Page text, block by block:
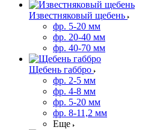
Известняковый щебень
фр. 5-20 мм
фр. 20-40 мм
фр. 40-70 мм
Щебень габбро
фр. 2-5 мм
фр. 4-8 мм
фр. 5-20 мм
фр. 8-11,2 мм
Еще